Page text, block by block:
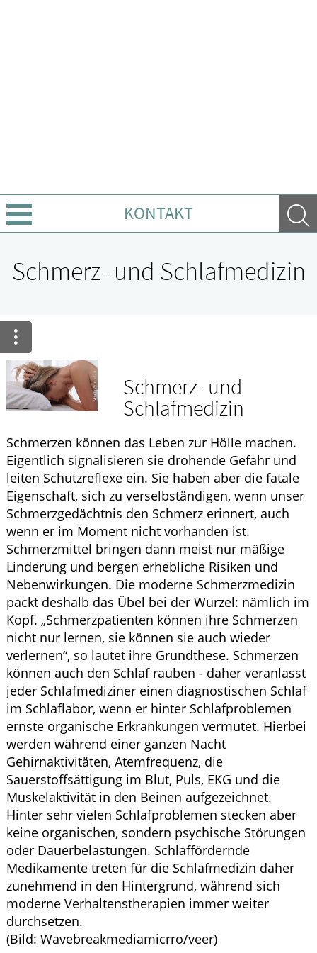
KONTAKT
Ratgeber
Krankheiten & Therapie
ELTERN UND KIND
GESUND IM ALTER
Schmerz- und Schlafmedizin
Schmerz- und
Schlafmedizin
Schmerzen können das Leben zur Hölle machen.
Eigentlich signalisieren sie drohende Gefahr und
leiten Schutzreflexe ein. Sie haben aber die fatale
Eigenschaft, sich zu verselbständigen, wenn unser
Schmerzgedächtnis den Schmerz erinnert, auch
wenn er im Moment nicht vorhanden ist.
Schmerzmittel bringen dann meist nur mäßige
Linderung und bergen erhebliche Risiken und
Nebenwirkungen. Die moderne Schmerzmedizin
packt deshalb das Übel bei der Wurzel: nämlich im
Kopf. „Schmerzpatienten können ihre Schmerzen
nicht nur lernen, sie können sie auch wieder
verlernen“, so lautet ihre Grundthese. Schmerzen
können auch den Schlaf rauben - daher veranlasst
jeder Schlafmediziner einen diagnostischen Schlaf
im Schlaflabor, wenn er hinter Schlafproblemen
ernste organische Erkrankungen vermutet. Hierbei
werden während einer ganzen Nacht
Gehirnaktivitäten, Atemfrequenz, die
Sauerstoffsättigung im Blut, Puls, EKG und die
Muskelaktivität in den Beinen aufgezeichnet.
Hinter sehr vielen Schlafproblemen stecken aber
keine organischen, sondern psychische Störungen
oder Dauerbelastungen. Schlaffördernde
Medikamente treten für die Schlafmedizin daher
zunehmend in den Hintergrund, während sich
moderne Verhaltenstherapien immer weiter
durchsetzen.
(Bild: Wavebreakmediamicrro/veer)